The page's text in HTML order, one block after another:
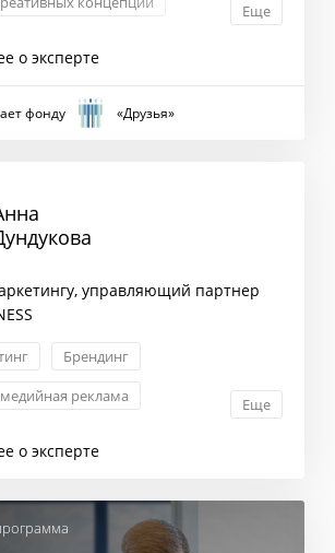
Еще
о эксперте
фонду «Друзья»
управляющий партнер
Брендинг
реклама
Еще
о эксперте